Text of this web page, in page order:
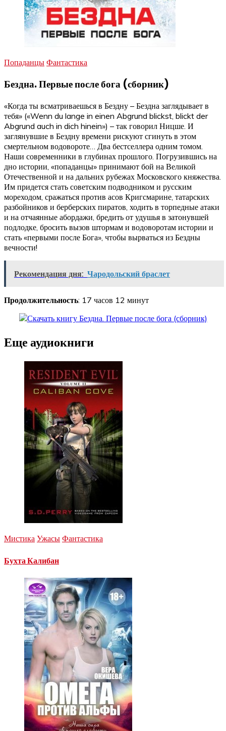
Попаданцы Фантастика
Бездна. Первые после бога (сборник)
«Когда ты всматриваешься в Бездну – Бездна заглядывает в
тебя» («Wenn du lange in einen Abgrund blickst, blickt der
Abgrund auch in dich hinein») – так говорил Ницше. И
заглянувшие в Бездну времени рискуют сгинуть в этом
смертельном водовороте… Два бестселлера одним томом.
Наши современники в глубинах прошлого. Погрузившись на
дно истории, «попаданцы» принимают бой на Великой
Отечественной и на дальних рубежах Московского княжества.
Им придется стать советским подводником и русским
мореходом, сражаться против асов Кригсмарине, татарских
разбойников и берберских пиратов, ходить в торпедные атаки
и на отчаянные абордажи, бредить от удушья в затонувшей
подлодке, бросить вызов штормам и водоворотам истории и
стать «первыми после Бога», чтобы вырваться из Бездны
вечности!
Рекомендация дня: Чародольский браслет
Продолжительность: 17 часов 12 минут
Еще аудиокниги
Мистика Ужасы Фантастика
Бухта Калибан